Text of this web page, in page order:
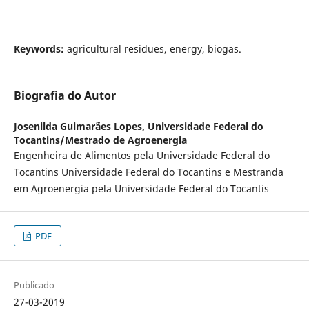
Keywords: agricultural residues, energy, biogas.
Biografia do Autor
Josenilda Guimarães Lopes, Universidade Federal do
Tocantins/Mestrado de Agroenergia
Engenheira de Alimentos pela Universidade Federal do
Tocantins Universidade Federal do Tocantins e Mestranda
em Agroenergia pela Universidade Federal do Tocantis
PDF
Publicado
27-03-2019